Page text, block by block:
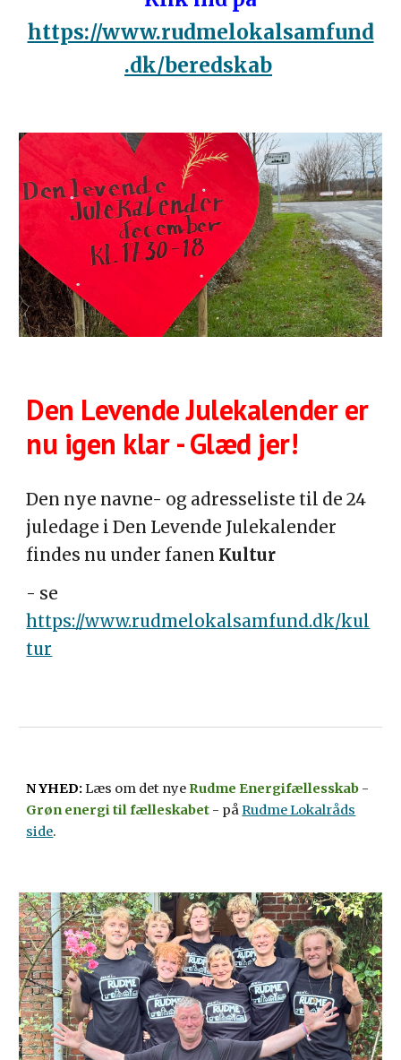
https://www.rudmelokalsamfund
.dk/beredskab
Den Levende Julekalender er
nu igen klar - Glæd jer!
Den nye navne- og adresseliste til de 24
juledage i Den Levende Julekalender
findes nu under fanen Kultur
- se
https://www.rudmelokalsamfund.dk/kul
tur
N YHED:Læs om det nye Rudme Energifællesskab -
Grøn energi til fælleskabet - påRudme Lokalråds
side.